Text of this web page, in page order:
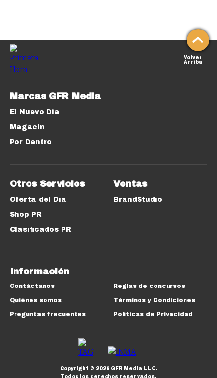
Volver
Arriba
Marcas GFR Media
El Nuevo Día
Magacín
Por Dentro
Otros Servicios
Oferta del Día
Shop PR
Clasificados PR
Ventas
BrandStudio
Información
Contáctanos
Quiénes somos
Preguntas frecuentes
Reglas de concursos
Términos y Condiciones
Políticas de Privacidad
Copyright © 2026GFR Media LLC.
Todos los derechos reservados.